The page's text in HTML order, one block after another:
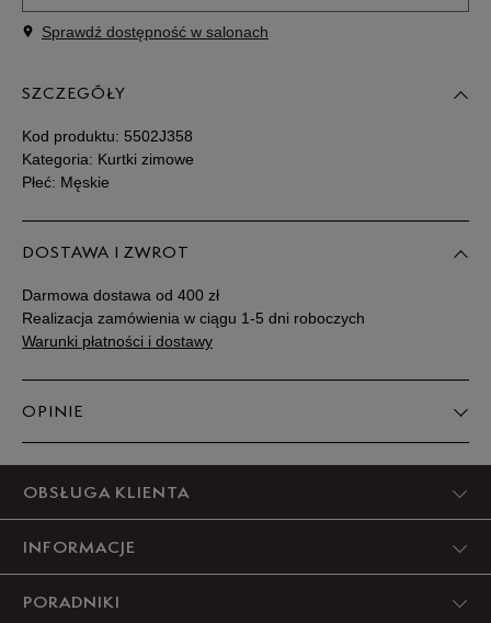
Powiadom o
dostępności
Powiadom o
XXL
Powiadom o
dostępności
XXXL
Sprawdź dostępność w salonach
SZCZEGÓŁY
Kod produktu: 5502J358
Kategoria: Kurtki zimowe
Płeć: Męskie
DOSTAWA I ZWROT
Darmowa dostawa od 400 zł
Realizacja zamówienia w ciągu 1-5 dni roboczych
Warunki płatności i dostawy
OPINIE
OBSŁUGA KLIENTA
INFORMACJE
PORADNIKI